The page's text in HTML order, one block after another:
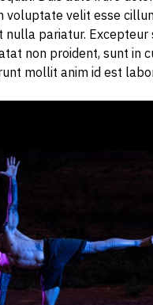
voluptate velit esse
nulla pariatur. Excepteur
non proident, sunt in
mollit anim id est